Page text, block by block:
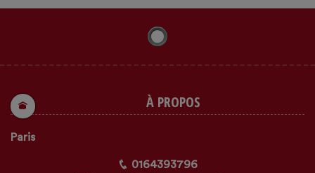
À PROPOS
Paris
0164393796